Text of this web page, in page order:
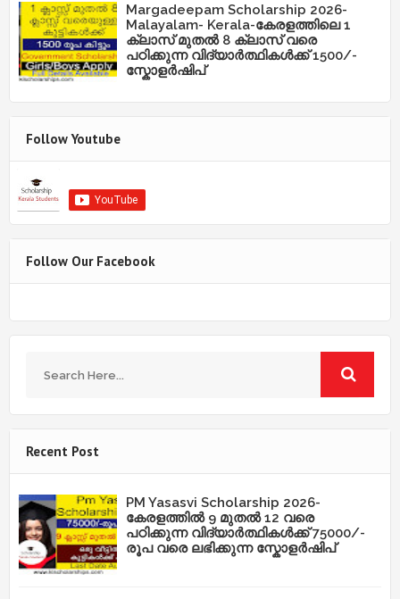
Margadeepam Scholarship 2026-
Malayalam- Kerala-കേരളത്തിലെ 1
ക്ലാസ് മുതൽ 8 ക്ലാസ് വരെ
പഠിക്കുന്ന വിദ്യാർത്ഥികൾക്ക് 1500/-
സ്കോളർഷിപ്
Follow Youtube
Follow Our Facebook
Recent Post
PM Yasasvi Scholarship 2026-
കേരളത്തിൽ 9 മുതൽ 12 വരെ
പഠിക്കുന്ന വിദ്യാർത്ഥികൾക്ക് 75000/-
രൂപ വരെ ലഭിക്കുന്ന സ്കോളർഷിപ്